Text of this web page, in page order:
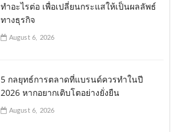
ทำอะไรต่อ เพื่อเปลี่ยนกระแสให้เป็นผลลัพธ์
ทางธุรกิจ
August 6, 2026
5 กลยุทธ์การตลาดที่แบรนด์ควรทำในปี
2026 หากอยากเติบโตอย่างยั่งยืน
August 6, 2026